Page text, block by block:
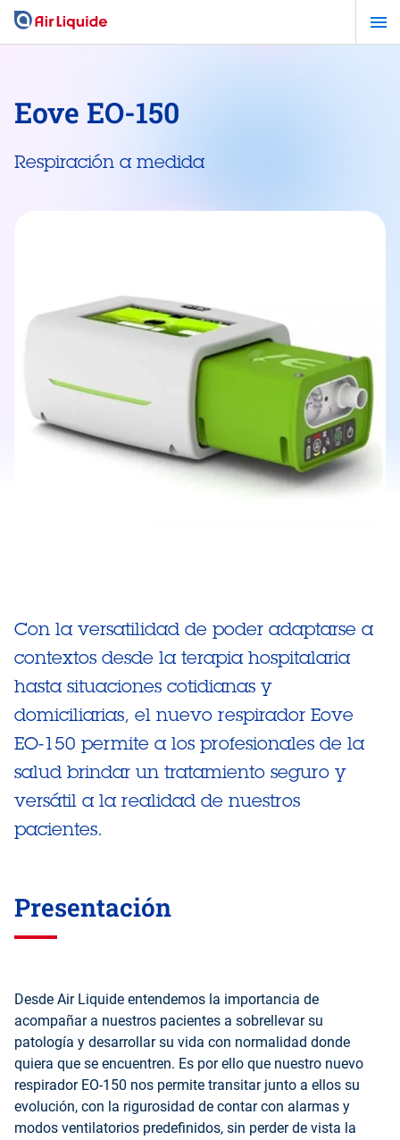
Pasar
Eove EO-150
Respiración a medida
Con la versatilidad de poder adaptarse a
contextos desde la terapia hospitalaria
hasta situaciones cotidianas y
domiciliarias, el nuevo respirador Eove
EO-150 permite a los profesionales de la
salud brindar un tratamiento seguro y
versátil a la realidad de nuestros
pacientes.
Presentación
Desde Air Liquide entendemos la importancia de
acompañar a nuestros pacientes a sobrellevar su
patología y desarrollar su vida con normalidad donde
quiera que se encuentren. Es por ello que nuestro nuevo
respirador EO-150 nos permite transitar junto a ellos su
evolución, con la rigurosidad de contar con alarmas y
modos ventilatorios predefinidos, sin perder de vista la